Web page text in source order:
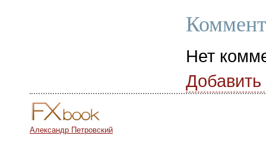
Нет
Александр Петровский